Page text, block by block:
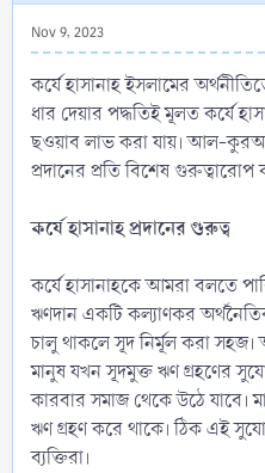
Nov 9, 2023
কর্যে হাসানাহ ইসলামের
ধার দেয়ার পদ্ধতিই মূলত কর্যে
ছওয়াব লাভ করা যায়। আল-কুরআন
প্রদানের প্রতি বিশেষ গুরুত্বারোপ
কর্যে হাসানাহ প্রদানের গুরুত্ব
কর্যে হাসানাহকে আমরা বলতে
ঋণদান একটি কল্যাণকর অর্থনৈতিক
চালু থাকলে সূদ নির্মূল করা সহজ।
মানুষ যখন সূদমুক্ত ঋণ গ্রহণের
কারবার সমাজ থেকে উঠে যাবে।
ঋণ গ্রহণ করে থাকে। ঠিক এই
ব্যক্তিরা।